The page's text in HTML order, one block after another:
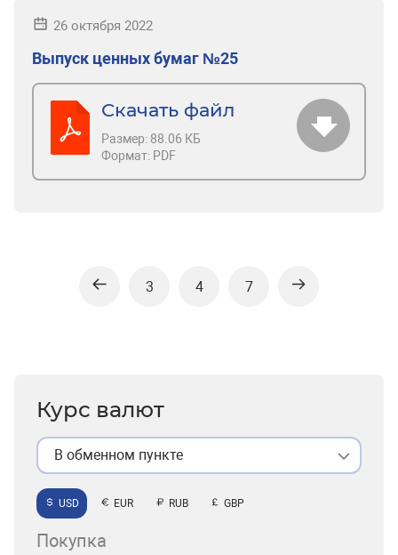
26 октября 2022
Выпуск ценных бумаг №25
Скачать файл
Размер: 88.06 КБ
Формат: PDF
3 4 7
Курс валют
В обменном пункте
USD EUR RUB GBP
Покупка